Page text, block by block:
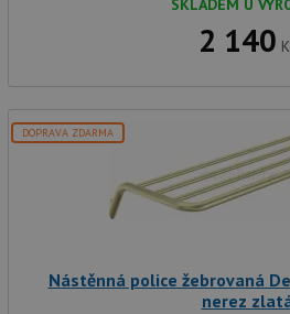
SKLADEM U
2 140
DOPRAVA ZDARMA
Nástěnná police žebrovaná
nerez